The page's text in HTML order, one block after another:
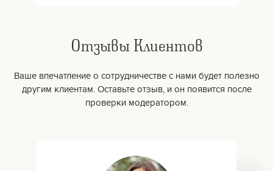
Отзывы Клиентов
Ваше впечатление о сотрудничестве с нами будет полезно
другим клиентам. Оставьте отзыв, и он появится после
проверки модератором.